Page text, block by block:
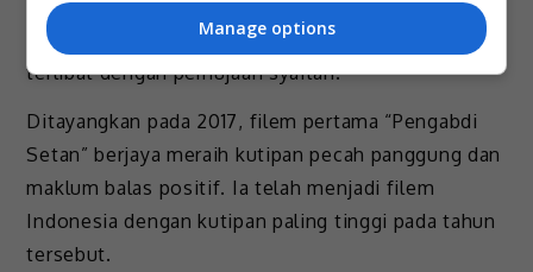
demi menghapuskan sumpahan yang dijatuhkan
terhadap mereka selepas kematian ibu Rini, yang
terlibat dengan pemujaan syaitan.
Ditayangkan pada 2017, filem pertama “Pengabdi
Setan” berjaya meraih kutipan pecah panggung dan
maklum balas positif. Ia telah menjadi filem
Indonesia dengan kutipan paling tinggi pada tahun
tersebut.
Manage options